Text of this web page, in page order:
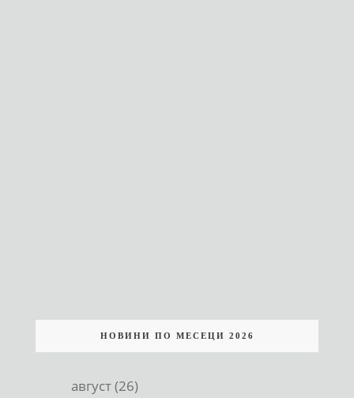
НОВИНИ ПО МЕСЕЦИ 2026
август (26)